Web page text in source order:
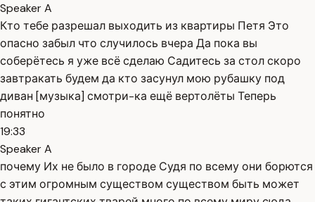
Speaker A
Кто тебе разрешал выходить из квартиры Петя Это
опасно забыл что случилось вчера Да пока вы
соберётесь я уже всё сделаю Садитесь за стол скоро
завтракать будем да кто засунул мою рубашку под
диван [музыка] смотри-ка ещё вертолёты Теперь
понятно
19:33
Speaker A
почему Их не было в городе Судя по всему они борются
с этим огромным существом существом быть может